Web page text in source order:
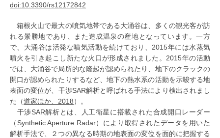
doi:10.3390/rs12172842
箱根火山で最大の噴気地帯である大涌谷は、多くの観光客が訪
れる景勝地であり、また造成温泉の産地となっています。一方
で、大涌谷は活発な噴気活動を続けており、2015年には水蒸気
噴火を引き起こし新たな火口が形成されました。2015年の活動
では、大涌谷で局所的な隆起が認められたり、地下のクラックの
開口が認められたりするなど、地下の熱水系の活動を示唆する地
表面の変位が、干渉SAR解析と呼ばれる手法により検出されまし
た（道家ほか、2018）。
干渉SAR解析とは、人工衛星に搭載された合成開口レーダー
（Synthetic Aperture Radar）により取得されたデータを用いた
解析手法で、２つの異なる時期の地表面の変位を面的に把握する